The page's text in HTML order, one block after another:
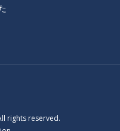
rights reserved.